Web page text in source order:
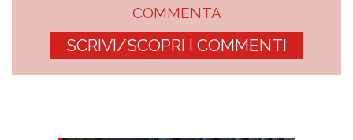
COMMENTA
SCRIVI/SCOPRI I COMMENTI